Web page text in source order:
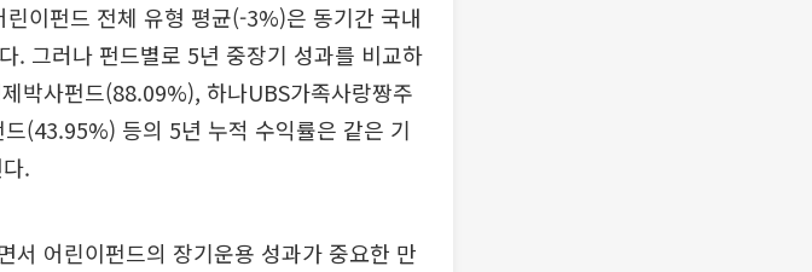
이펀드 전체 유형 평균(-3%)은 동기간 국내
. 그러나 펀드별로 5년 중장기 성과를 비교하
박사펀드(88.09%), 하나UBS가족사랑짱주
(43.95%) 등의 5년 누적 수익률은 같은 기
.
서 어린이펀드의 장기운용 성과가 중요한 만